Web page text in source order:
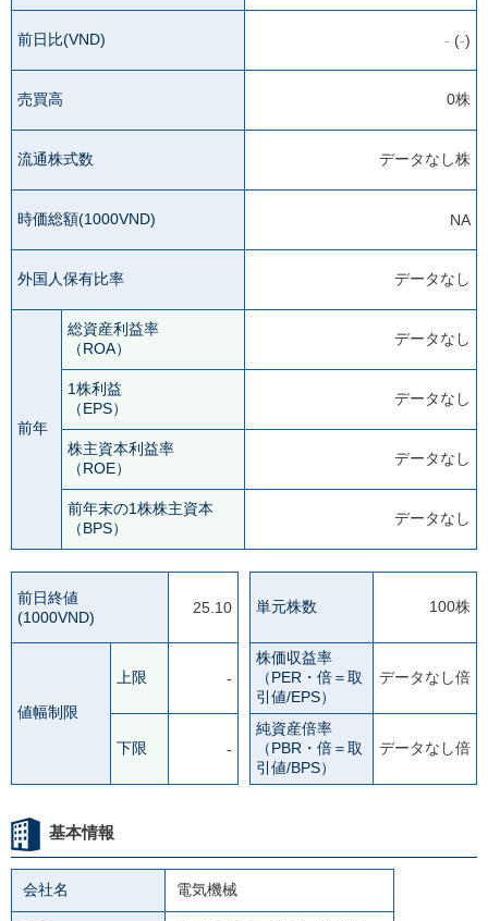
前日比(VND) - (-)
売買高 0株
流通株式数 データなし株
時価総額(1000VND) NA
外国人保有比率 データなし
前年
総資産利益率
（ROA）
データなし
1株利益
（EPS）
データなし
株主資本利益率
（ROE）
データなし
前年末の1株株主資本
（BPS）
データなし
前日終値
(1000VND)
25.10
値幅制限
上限 -
下限 -
単元株数 100株
株価収益率
（PER・倍＝取
引値/EPS）
データなし倍
純資産倍率
（PBR・倍＝取
引値/BPS）
データなし倍
基本情報
会社名 電気機械